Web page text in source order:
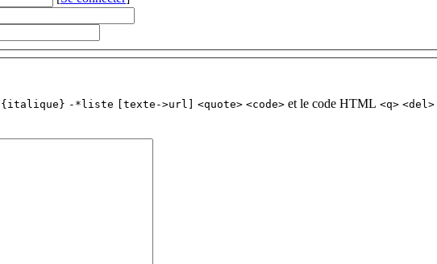
{italique} -*liste [texte->url] <quote> <code> et le code HTML <q> <del>